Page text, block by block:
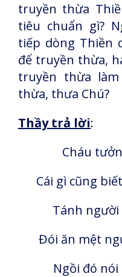
truyền thừa
tiêu chuẩn gì?
tiếp dòng Thiền
để truyền thừa,
truyền thừa
thừa, thưa Chú?
Thầy trả lời:
Cháu
Cái gì cũng
Tánh
Đói ăn mệt
Ngồi đó